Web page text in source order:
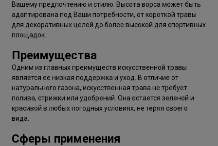
Вашему предпочтению и стилю. Высота ворса может быть
адаптирована под Ваши потребности, от короткой травы
для декоративных целей до более высокой для спортивных
площадок.
Преимущества
Одним из главных преимуществ искусственной травы
является ее низкая поддержка и уход. В отличие от
натурального газона, искусственная трава не требует
полива, стрижки или удобрений. Она остается зеленой и
красивой в любых погодных условиях, не теряя своего
вида.
Сферы применения